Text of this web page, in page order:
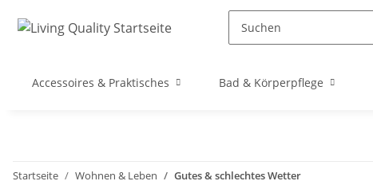
Accessoires & Praktisches Bad & Körperpflege
Startseite Wohnen & Leben Gutes & schlechtes Wetter